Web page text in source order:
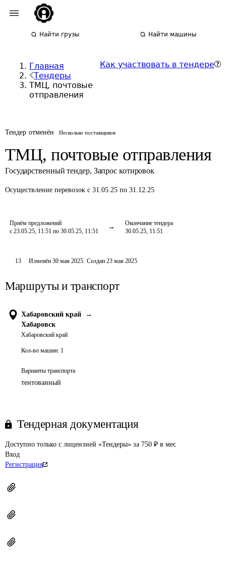
Найти грузы Найти машины
Главная
Тендеры
ТМЦ, почтовые
отправления
Как участвовать в тендере
Тендер отменён Несколько поставщиков
ТМЦ, почтовые отправления
Государственный тендер, Запрос котировок
Осуществление перевозок с 31.05.25 по 31.12.25
Приём предложений
с 23.05.25, 11:51 по 30.05.25, 11:51
Окончание тендера
30.05.25, 11:51
13 Изменён30 мая 2025. Создан 23 мая 2025
Маршруты и транспорт
Хабаровский край
→
Хабаровск
Хабаровский край
Кол-во машин: 1
Варианты транспорта
тентованный
Тендерная документация
Доступно только с лицензией «Тендеры» за 750 ₽ в мес
Вход
Регистрация